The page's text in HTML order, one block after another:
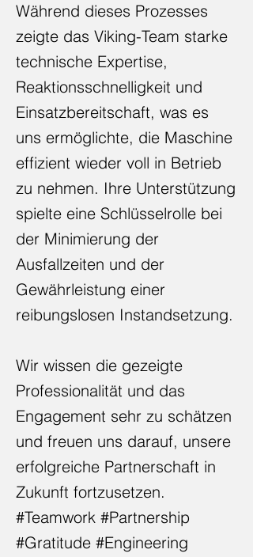
Während dieses Prozesses
zeigte das Viking-Team starke
technische Expertise,
Reaktionsschnelligkeit und
Einsatzbereitschaft, was es
uns ermöglichte, die Maschine
effizient wieder voll in Betrieb
zu nehmen. Ihre Unterstützung
spielte eine Schlüsselrolle bei
der Minimierung der
Ausfallzeiten und der
Gewährleistung einer
reibungslosen Instandsetzung.
Wir wissen die gezeigte
Professionalität und das
Engagement sehr zu schätzen
und freuen uns darauf, unsere
erfolgreiche Partnerschaft in
Zukunft fortzusetzen.
#Teamwork #Partnership
#Gratitude #Engineering